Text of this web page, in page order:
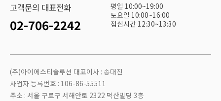
고객문의 대표전화
02-706-2242
평일 10:00~19:00
토요일 10:00~16:00
점심시간 12:30~13:30
(주)아이에스티솔루션 대표이사 : 송대진
사업자 등록번호 : 106-86-55511
주소 : 서울 구로구 서해안로 2322 덕산빌딩 3층